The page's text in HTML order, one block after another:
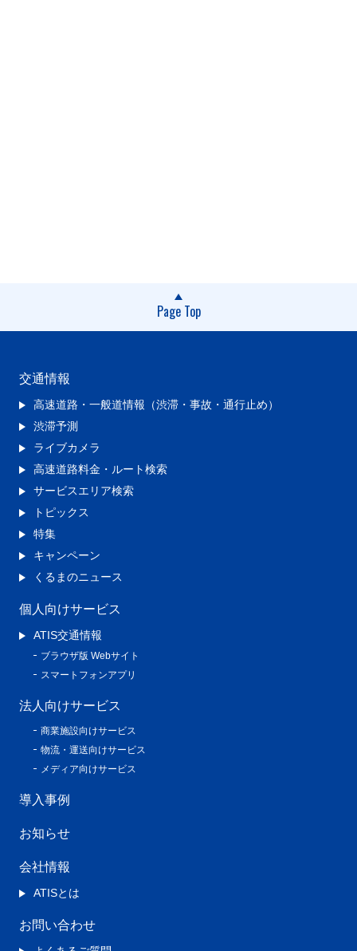
Page Top
交通情報
高速道路・一般道情報（渋滞・事故・通行止め）
渋滞予測
ライブカメラ
高速道路料金・ルート検索
サービスエリア検索
トピックス
特集
キャンペーン
くるまのニュース
個人向けサービス
ATIS交通情報
ブラウザ版 Webサイト
スマートフォンアプリ
法人向けサービス
商業施設向けサービス
物流・運送向けサービス
メディア向けサービス
導入事例
お知らせ
会社情報
ATISとは
お問い合わせ